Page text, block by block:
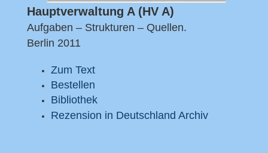
Hauptverwaltung A (HV A)
Aufgaben – Strukturen – Quellen.
Berlin 2011
Zum Text
Bestellen
Bibliothek
Rezension in Deutschland Archiv